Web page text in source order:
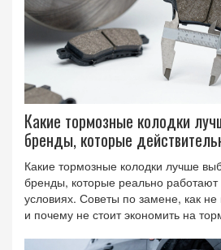
Какие тормозные колодки
бренды, которые
Какие тормозные колодки лучше
бренды, которые реально работают
условиях. Советы по замене, как не
и почему не стоит экономить на